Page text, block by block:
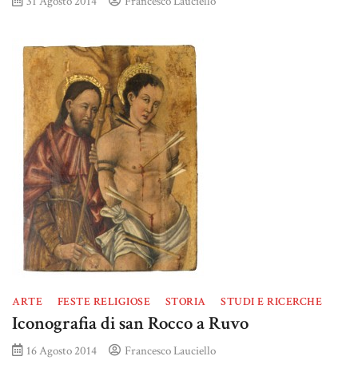
ARTE FESTE RELIGIOSE STORIA STUDI E RICERCHE
Iconografia di san Rocco a Ruvo
16 Agosto 2014 Francesco Lauciello